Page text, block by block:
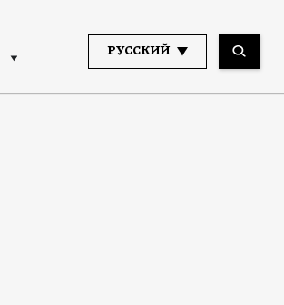
РУССКИЙ